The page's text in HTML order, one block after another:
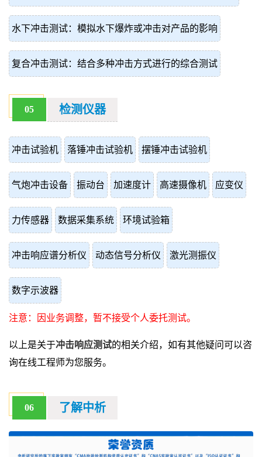
水下冲击测试：模拟水下爆炸或冲击对产品的影响
复合冲击测试：结合多种冲击方式进行的综合测试
05 检测仪器
冲击试验机 落锤冲击试验机 摆锤冲击试验机
气炮冲击设备 振动台 加速度计 高速摄像机 应变仪
力传感器 数据采集系统 环境试验箱
冲击响应谱分析仪 动态信号分析仪 激光测振仪
数字示波器
注意：因业务调整，暂不接受个人委托测试。
以上是关于冲击响应测试的相关介绍，如有其他疑问可以咨
询在线工程师为您服务。
06 了解中析